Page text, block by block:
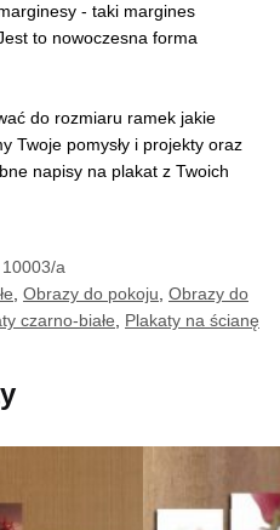
- taki margines
to nowoczesna forma
do rozmiaru ramek jakie
Twoje pomysły i projekty oraz
napisy na plakat z Twoich
10003/a
Obrazy do pokoju Obrazy do
czarno-białe Plakaty na ścianę